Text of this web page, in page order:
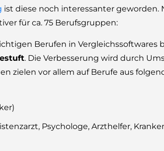
ist diese noch interessanter geworden.
für ca. 75 Berufsgruppen:
Berufen in Vergleichssoftwares
. Die Verbesserung wird durch
zielen vor allem auf Berufe aus
Psychologe, Arzthelfer,